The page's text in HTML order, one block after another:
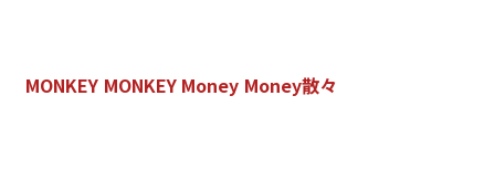
MONKEY MONKEY Money Money散々